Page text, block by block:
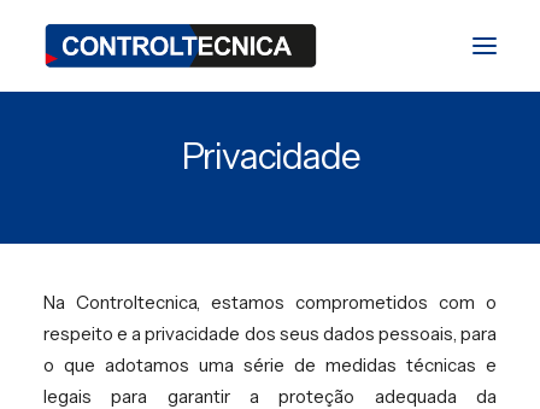
Blog
Feiras e Eventos
Privacidade
Na Controltecnica, estamos comprometidos com o
respeito e a privacidade dos seus dados pessoais, para
o que adotamos uma série de medidas técnicas e
legais para garantir a proteção adequada da